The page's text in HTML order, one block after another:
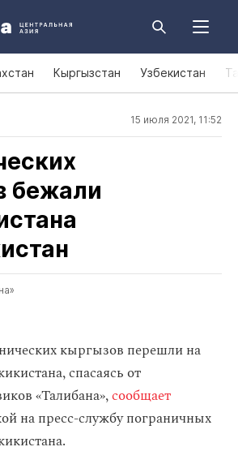
Кыргызстан Узбекистан
15 июля 2021, 11:52
бежали
кыргызов перешли на
спасаясь от
«Талибана»,сообщает
на пресс-службу пограничных